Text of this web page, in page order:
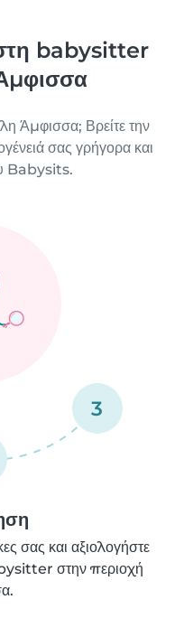
babysitter
Άμφισσα; Βρείτε την
σας γρήγορα και
Babysits.
3
σας και αξιολογήστε
στην περιοχή